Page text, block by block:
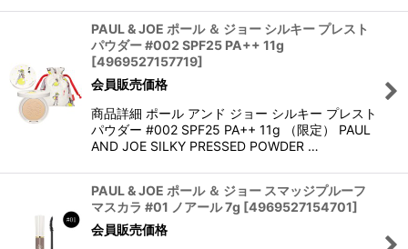
PAUL & JOE ポール ＆ ジョー シルキー プレスト
パウダー #002 SPF25 PA++ 11g
[4969527157719]
会員販売価格
商品詳細 ポール アンド ジョー シルキー プレスト
パウダー #002 SPF25 PA++ 11g （限定） PAUL
AND JOE SILKY PRESSED POWDER …
PAUL & JOE ポール ＆ ジョー スマッジプルーフ
マスカラ #01 ノアール 7g [4969527154701]
会員販売価格